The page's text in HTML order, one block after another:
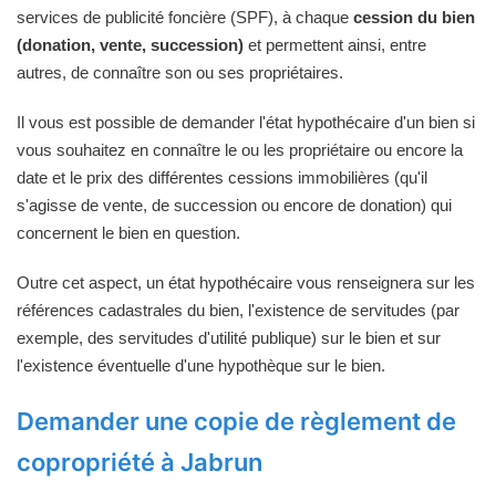
services de publicité foncière (SPF), à chaque cession du bien
(donation, vente, succession) et permettent ainsi, entre
autres, de connaître son ou ses propriétaires.
Il vous est possible de demander l'état hypothécaire d'un bien si
vous souhaitez en connaître le ou les propriétaire ou encore la
date et le prix des différentes cessions immobilières (qu'il
s'agisse de vente, de succession ou encore de donation) qui
concernent le bien en question.
Outre cet aspect, un état hypothécaire vous renseignera sur les
références cadastrales du bien, l'existence de servitudes (par
exemple, des servitudes d'utilité publique) sur le bien et sur
l'existence éventuelle d'une hypothèque sur le bien.
Demander une copie de règlement de
copropriété à Jabrun